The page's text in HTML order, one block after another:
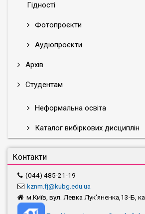
Гідності
Фотопроєкти
Аудіопроєкти
Архів
Студентам
Неформальна освіта
Каталог вибіркових дисциплін
Контакти
(044) 485-21-19
kznm.fj@kubg.edu.ua
м.Київ, вул. Левка Лук'яненка,13-Б,